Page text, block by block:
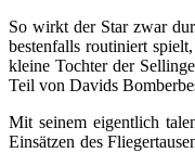
So wirkt der Star zwar
bestenfalls routiniert
kleine Tochter der
Teil von Davids
Mit seinem eigentlich
Einsätzen des